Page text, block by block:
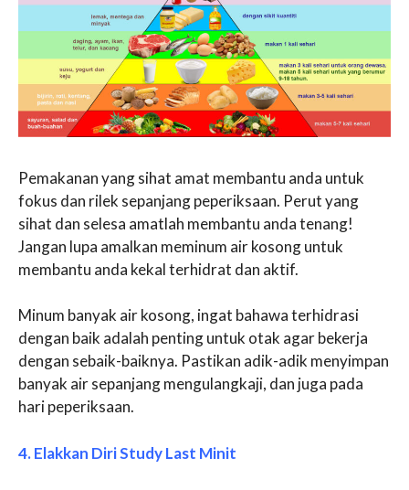
Pemakanan yang sihat amat membantu anda untuk
fokus dan rilek sepanjang peperiksaan. Perut yang
sihat dan selesa amatlah membantu anda tenang!
Jangan lupa amalkan meminum air kosong untuk
membantu anda kekal terhidrat dan aktif.
Minum banyak air kosong, ingat bahawa terhidrasi
dengan baik adalah penting untuk otak agar bekerja
dengan sebaik-baiknya. Pastikan adik-adik menyimpan
banyak air sepanjang mengulangkaji, dan juga pada
hari peperiksaan.
4. Elakkan Diri Study Last Minit